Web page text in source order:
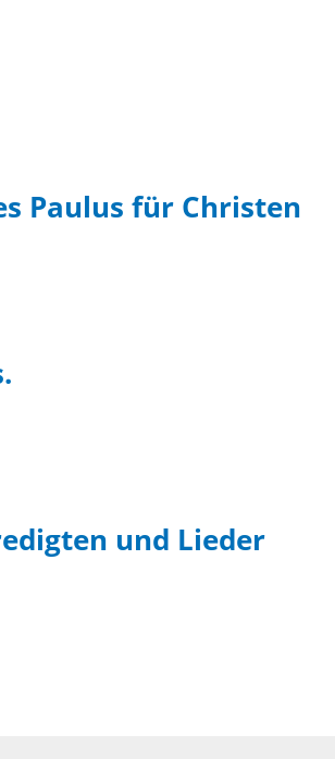
Paulus für Christen
und Lieder